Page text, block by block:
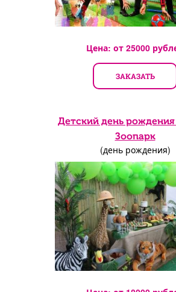
Цена: от 25000
ЗАКАЗАТЬ
Детский день рождения
Зоопарк
(день рождения)